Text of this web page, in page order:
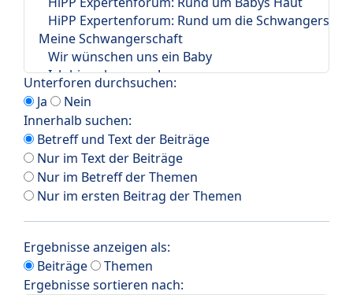
Unterforen durchsuchen:
Ja
Nein
Innerhalb suchen:
Betreff und Text der Beiträge
Nur im Text der Beiträge
Nur im Betreff der Themen
Nur im ersten Beitrag der Themen
Ergebnisse anzeigen als:
Beiträge
Themen
Ergebnisse sortieren nach: